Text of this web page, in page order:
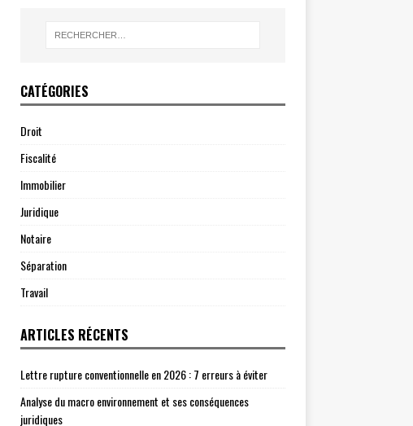
CATÉGORIES
Droit
Fiscalité
Immobilier
Juridique
Notaire
Séparation
Travail
ARTICLES RÉCENTS
Lettre rupture conventionnelle en 2026 : 7 erreurs à éviter
Analyse du macro environnement et ses conséquences
juridiques